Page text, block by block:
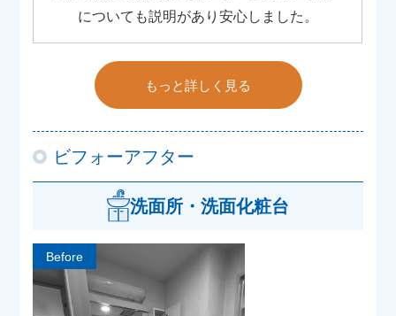
についても説明があり安心しました。
もっと詳しく見る
ビフォーアフター
洗面所・洗面化粧台
Before